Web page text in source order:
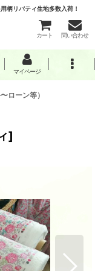
柄リバティ生地多数入荷！
カート 問い合わせ
マイページ
ローン等）
]